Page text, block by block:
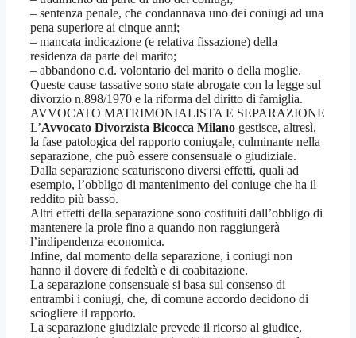
– sentenza penale, che condannava uno dei coniugi ad una
pena superiore ai cinque anni;
– mancata indicazione (e relativa fissazione) della
residenza da parte del marito;
– abbandono c.d. volontario del marito o della moglie.
Queste cause tassative sono state abrogate con la legge sul
divorzio n.898/1970 e la riforma del diritto di famiglia.
AVVOCATO MATRIMONIALISTA E SEPARAZIONE
L’Avvocato Divorzista Bicocca Milano gestisce, altresì,
la fase patologica del rapporto coniugale, culminante nella
separazione, che può essere consensuale o giudiziale.
Dalla separazione scaturiscono diversi effetti, quali ad
esempio, l’obbligo di mantenimento del coniuge che ha il
reddito più basso.
Altri effetti della separazione sono costituiti dall’obbligo di
mantenere la prole fino a quando non raggiungerà
l’indipendenza economica.
Infine, dal momento della separazione, i coniugi non
hanno il dovere di fedeltà e di coabitazione.
La separazione consensuale si basa sul consenso di
entrambi i coniugi, che, di comune accordo decidono di
sciogliere il rapporto.
La separazione giudiziale prevede il ricorso al giudice,